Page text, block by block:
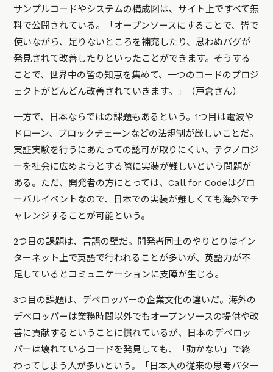
サンプルコードやシステムの構成図は、サイト上ですべて無
料で公開されている。「オープンソースにすることで、皆で
使いながら、足りないところを補充したり、思わぬバグが
発見されて改善したりといったことができます。そうする
ことで、世界中の皆の知恵を集めて、一つのコードのプロジ
ェクトがどんどん改善されていきます。」（戸倉さん）
一方で、日本ならではの課題もあるという。1つ目は電波や
ドローン、ブロックチェーンなどの法規制が厳しいことだ。
実証実験を行うにあたっての認可が取りにくい、テクノロジ
ーを社会に広めようとする際に実装が難しいという問題が
ある。ただ、開発者の方にとっては、Call for Codeはグロ
ーバルイベントなので、日本での実装が難しくても海外でチ
ャレンジすることが可能という。
2つ目の課題は、言語の壁だ。開発者同士のやりとりはイン
ターネット上で英語で行われることが多いが、英語力が不
足しているとコミュニケーションに支障が生じる。
3つ目の課題は、デベロッパーの企業文化の違いだ。海外の
デベロッパーは業務時間以外でもオープンソースの提供や改
善に貢献するということに慣れているが、日本のデベロッ
パーは壊れているコードを発見しても、「動かない」で終
わってしまう人が多いという。「日本人の従来の思考パター